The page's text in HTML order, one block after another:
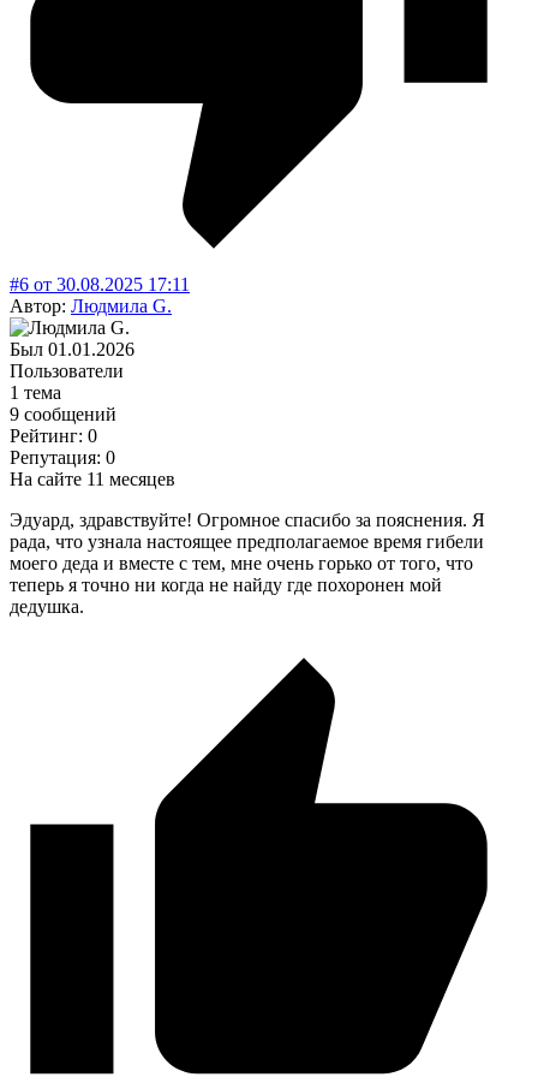
#6 от 30.08.2025 17:11
Автор: Людмила G.
Был 01.01.2026
Пользователи
1 тема
9 сообщений
Рейтинг: 0
Репутация: 0
На сайте 11 месяцев
Эдуард, здравствуйте! Огромное спасибо за пояснения. Я
рада, что узнала настоящее предполагаемое время гибели
моего деда и вместе с тем, мне очень горько от того, что
теперь я точно ни когда не найду где похоронен мой
дедушка.